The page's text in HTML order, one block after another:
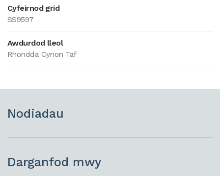
Cyfeirnod grid
SS9597
Awdurdod lleol
Rhondda Cynon Taf
Nodiadau
Darganfod mwy